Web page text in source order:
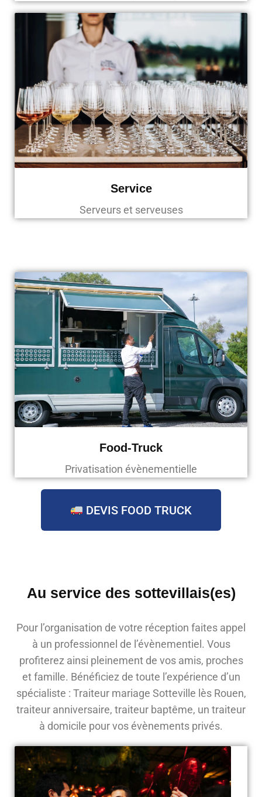
Service
Serveurs et serveuses
Food-Truck
Privatisation évènementielle
DEVIS FOOD TRUCK
Au service des sottevillais(es)
Pour l’organisation de votre réception faites appel
à un professionnel de l’évènementiel. Vous
profiterez ainsi pleinement de vos amis, proches
et famille. Bénéficiez de toute l’expérience d’un
spécialiste : Traiteur mariage Sotteville lès Rouen,
traiteur anniversaire, traiteur baptême, un traiteur
à domicile pour vos évènements privés.